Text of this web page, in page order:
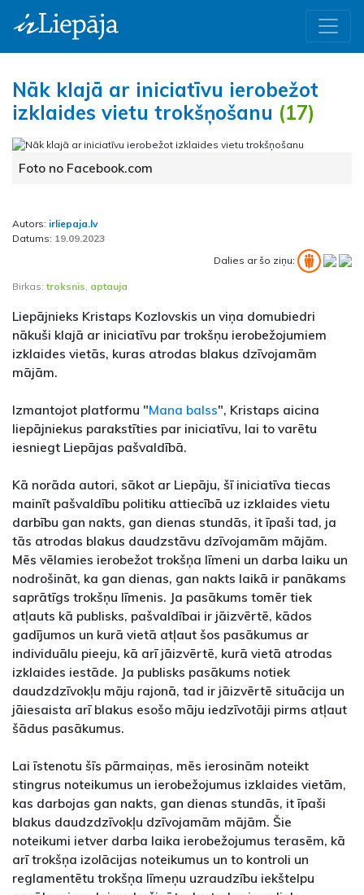
Nāk klajā ar iniciatīvu ierobežot
izklaides vietu trokšņošanu (17)
Foto no Facebook.com
Autors: irliepaja.lv
Datums: 19.09.2023
Dalies ar šo ziņu:
Birkas:troksnis aptauja
Liepājnieks Kristaps Kozlovskis un viņa domubiedri
nākuši klajā ar iniciatīvu par trokšņu ierobežojumiem
izklaides vietās, kuras atrodas blakus dzīvojamām
mājām.
Izmantojot platformu "Mana balss", Kristaps aicina
liepājniekus parakstīties par iniciatīvu, lai to varētu
iesniegt Liepājas pašvaldībā.
Kā norāda autori, sākot ar Liepāju, šī iniciatīva tiecas
mainīt pašvaldību politiku attiecībā uz izklaides vietu
darbību gan nakts, gan dienas stundās, it īpaši tad, ja
tās atrodas blakus daudzstāvu dzīvojamām mājām.
Mēs vēlamies ierobežot trokšņa līmeni un darba laiku un
nodrošināt, ka gan dienas, gan nakts laikā ir panākams
saprātīgs trokšņu līmenis. Ja pasākums tomēr tiek
atļauts kā publisks, pašvaldībai ir jāizvērtē, kādos
gadījumos un kurā vietā atļaut šos pasākumus ar
individuālu pieeju, kā arī jāizvērtē, kurā vietā atrodas
izklaides iestāde. Ja publisks pasākums notiek
daudzdzīvokļu māju rajonā, tad ir jāizvērtē situācija un
jāiesaista arī blakus esošo māju iedzīvotāji pirms atļaut
šādus pasākumus.
Lai īstenotu šīs pārmaiņas, mēs ierosinām noteikt
stingrus noteikumus un ierobežojumus izklaides vietām,
kas darbojas gan nakts, gan dienas stundās, it īpaši
blakus daudzdzīvokļu dzīvojamām mājām. Šie
noteikumi ietver darba laika ierobežojumus terasēm, kā
arī trokšņa izolācijas noteikumus un to kontroli un
reglamentētu trokšņa līmeņu uzraudzību iekštelpu